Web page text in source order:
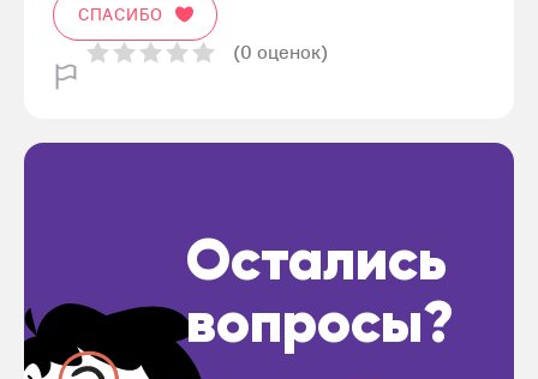
СПАСИБО
(0 оценок)
Остались
вопросы?